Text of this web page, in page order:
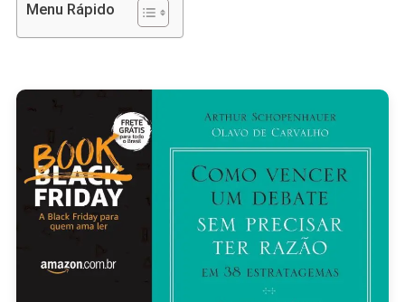
De
Menu Rápido